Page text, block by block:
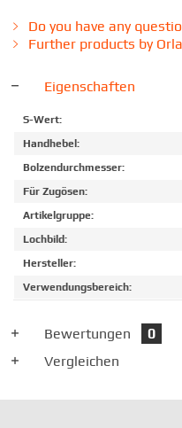
Do you have any
Further products by
Eigenschaften
S-Wert:
Handhebel:
Bolzendurchmesser:
Für Zugösen:
Artikelgruppe:
Lochbild:
Hersteller:
Verwendungsbereich:
Bewertungen
0
Vergleichen